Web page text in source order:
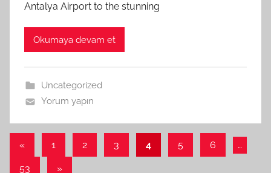
Antalya Airport to the stunning
Okumaya devam et
Uncategorized
Yorum yapın
Yazı
sayfalaması
«Önceki
1 2 3 4 5 6 …
53
Sonraki
»